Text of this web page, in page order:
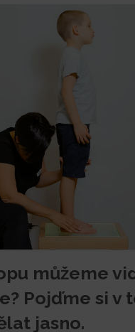
můžeme
Pojďme si v
jasno.